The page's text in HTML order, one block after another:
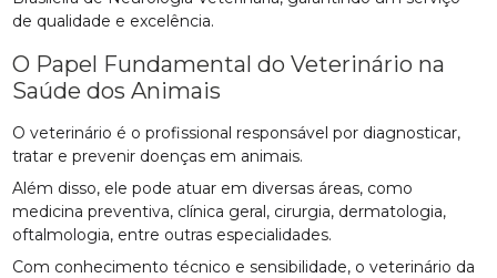
de qualidade e excelência.
O Papel Fundamental do Veterinário na
Saúde dos Animais
O veterinário é o profissional responsável por diagnosticar,
tratar e prevenir doenças em animais.
Além disso, ele pode atuar em diversas áreas, como
medicina preventiva, clínica geral, cirurgia, dermatologia,
oftalmologia, entre outras especialidades.
Com conhecimento técnico e sensibilidade, o veterinário da